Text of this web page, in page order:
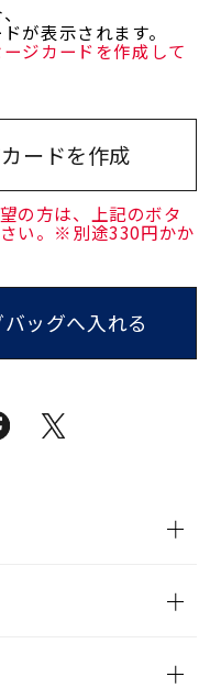
が表示されます。
ジカードを作成して
ードを作成
の方は、上記のボタ
い。※別途330円かか
ッグへ入れる